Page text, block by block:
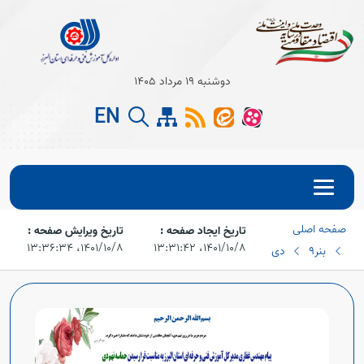
Open
Open
دوشنبه 19 مرداد 1405
EN
صفحه اصلی
بنر9 دی
تاریخ ایجاد صفحه :
۱۴۰۱/۱۰/۸،‏ ۱۳:۳۱:۴۲
تاریخ ویرایش صفحه :
۱۴۰۱/۱۰/۸،‏ ۱۳:۳۶:۳۴